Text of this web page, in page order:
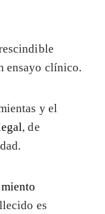
ensayo clínico.
y el
, de
es